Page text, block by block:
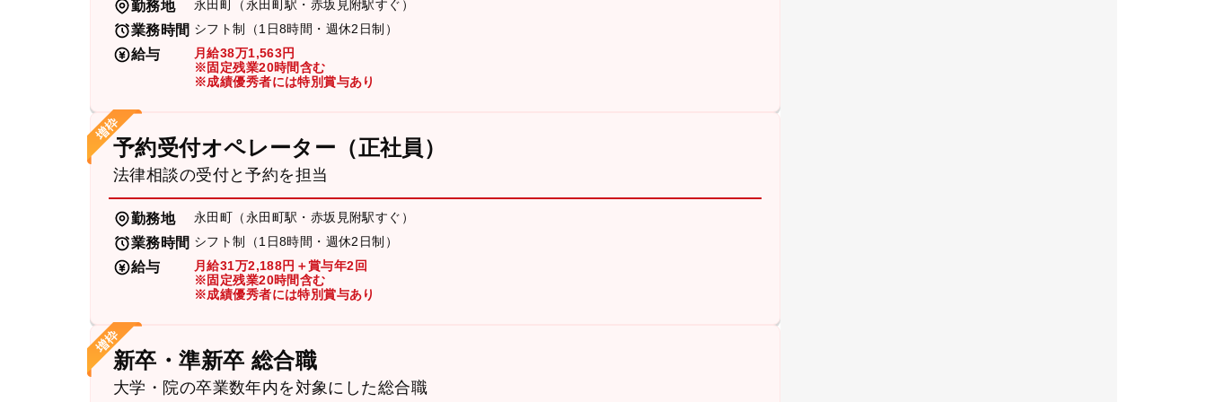
勤務地 永田町（永田町駅・赤坂見附駅すぐ）
業務時間 シフト制（1日8時間・週休2日制）
給与
月給38万1,563円
※固定残業20時間含む
※成績優秀者には特別賞与あり
予約受付オペレーター（正社員）
法律相談の受付と予約を担当
勤務地 永田町（永田町駅・赤坂見附駅すぐ）
業務時間 シフト制（1日8時間・週休2日制）
給与
月給31万2,188円＋賞与年2回
※固定残業20時間含む
※成績優秀者には特別賞与あり
新卒・準新卒 総合職
大学・院の卒業数年内を対象にした総合職